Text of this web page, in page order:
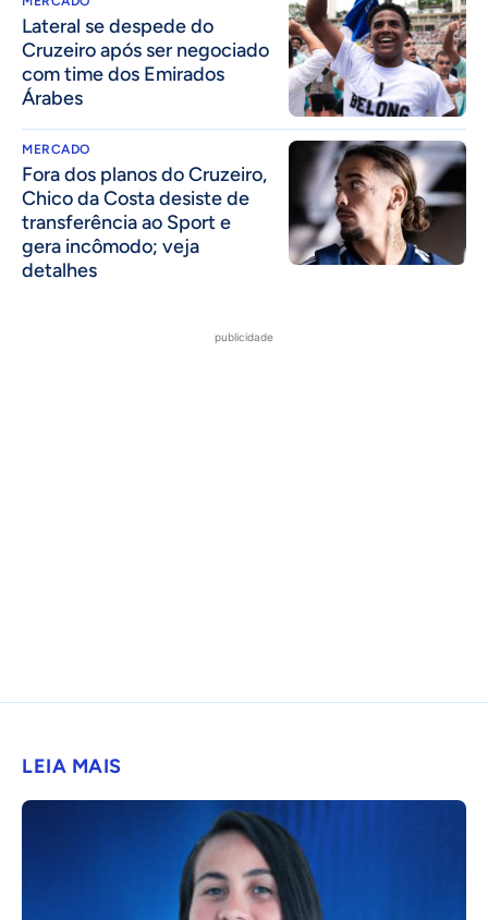
Lateral se despede do
Cruzeiro após ser negociado
com time dos Emirados
Árabes
MERCADO
Fora dos planos do Cruzeiro,
Chico da Costa desiste de
transferência ao Sport e
gera incômodo; veja
detalhes
publicidade
LEIA MAIS